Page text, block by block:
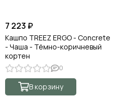
7 223 ₽
Кашпо TREEZ ERGO - Concrete
- Чаша - Тёмно-коричневый
кортен
0
В корзину